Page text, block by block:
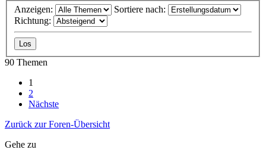
Anzeigen:
Sortiere nach:
Richtung:
90 Themen
1
2
Nächste
Zurück zur Foren-Übersicht
Gehe zu